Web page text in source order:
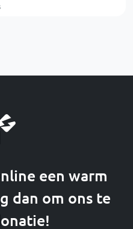
een warm
dan om ons te